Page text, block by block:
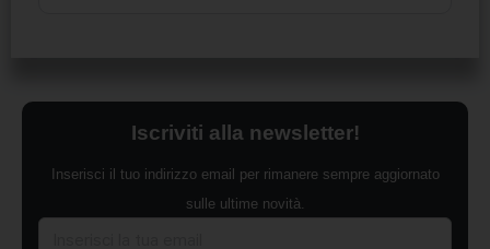
Iscriviti alla newsletter!
Inserisci il tuo indirizzo email per rimanere sempre aggiornato
sulle ultime novità.